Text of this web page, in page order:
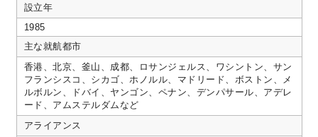
設立年
1985
主な就航都市
香港、北京、釜山、成都、ロサンジェルス、ワシントン、サン
フランシスコ、シカゴ、ホノルル、マドリード、ボストン、メ
ルボルン、ドバイ、ヤンゴン、ペナン、デンパサール、アデレ
ード、アムステルダムなど
アライアンス